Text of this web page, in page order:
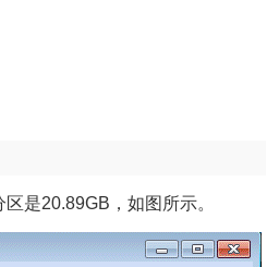
是20.89GB，如图所示。